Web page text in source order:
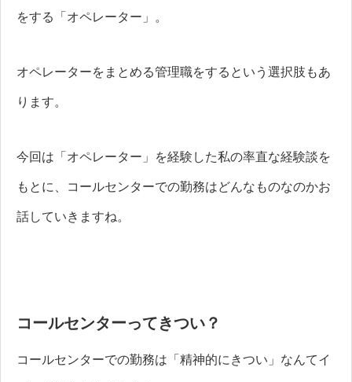
をする「オペレーター」。
オペレーターをまとめる管理職をするという選択肢もあ
ります。
今回は「オペレーター」を経験した私の率直な経験談を
もとに、コールセンターでの勤務はどんなものなのかお
話していきますね。
コールセンターってきつい？
コールセンターでの勤務は「精神的にきつい」なんてイ